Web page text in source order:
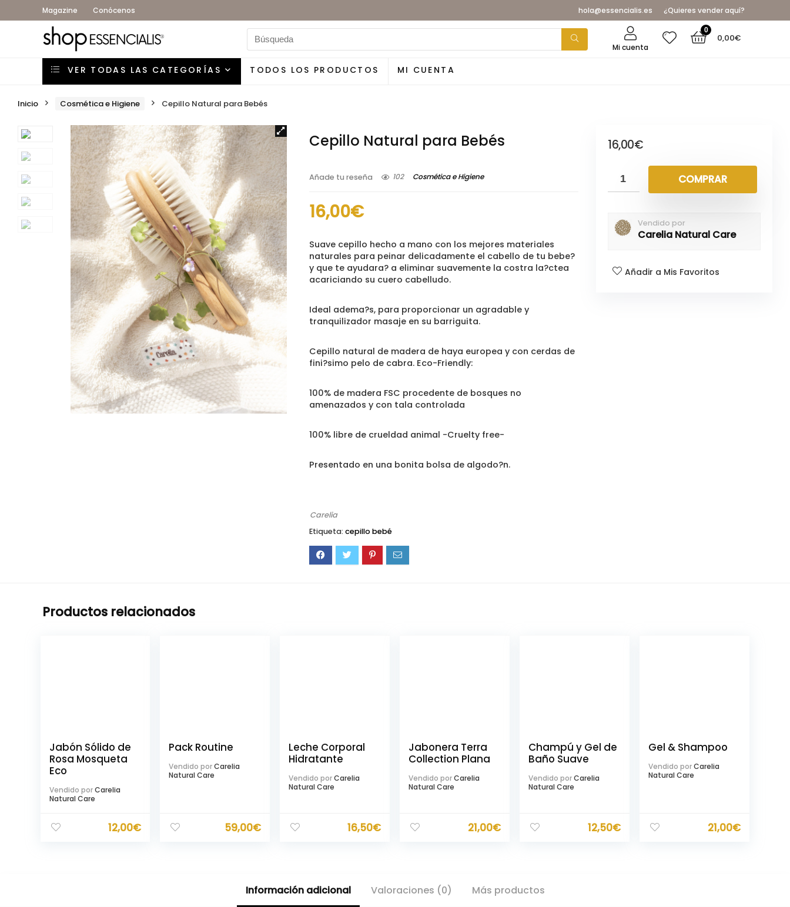
Magazine Conócenos hola@essencialis.es ¿Quieres vender aquí?
Mi cuenta
0
0,00€
VER TODAS LAS CATEGORÍAS TODOS LOS PRODUCTOS MI CUENTA
Inicio Cosmética e Higiene Cepillo Natural para Bebés
Cepillo Natural para Bebés
Añade tu reseña 102 Cosmética e Higiene
16,00€
Suave cepillo hecho a mano con los mejores materiales
naturales para peinar delicadamente el cabello de tu bebe?
y que te ayudara? a eliminar suavemente la costra la?ctea
acariciando su cuero cabelludo.
Ideal adema?s, para proporcionar un agradable y
tranquilizador masaje en su barriguita.
Cepillo natural de madera de haya europea y con cerdas de
fini?simo pelo de cabra. Eco-Friendly:
100% de madera FSC procedente de bosques no
amenazados y con tala controlada
100% libre de crueldad animal -Cruelty free-
Presentado en una bonita bolsa de algodo?n.
Carelia
Etiqueta:cepillo bebé
16,00€
COMPRAR
Vendido por
Carelia Natural Care
Añadir a Mis Favoritos
Productos relacionados
Jabón Sólido de
Rosa Mosqueta
Eco
Vendido por Carelia
Natural Care
12,00€
Pack Routine
Vendido por Carelia
Natural Care
59,00€
Leche Corporal
Hidratante
Vendido porCarelia
Natural Care
16,50€
Jabonera Terra
Collection Plana
Vendido porCarelia
Natural Care
21,00€
Champú y Gel de
Baño Suave
Vendido porCarelia
Natural Care
12,50€
Gel & Shampoo
Vendido porCarelia
Natural Care
21,00€
Información adicional Valoraciones (0) Más productos